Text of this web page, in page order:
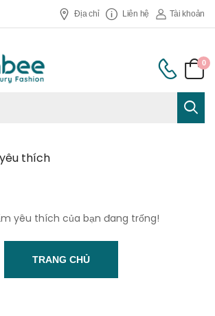
Địa chỉ Liên hệ Tài khoản
0
thích
yêu thích của bạn đang trống!
TRANG CHỦ